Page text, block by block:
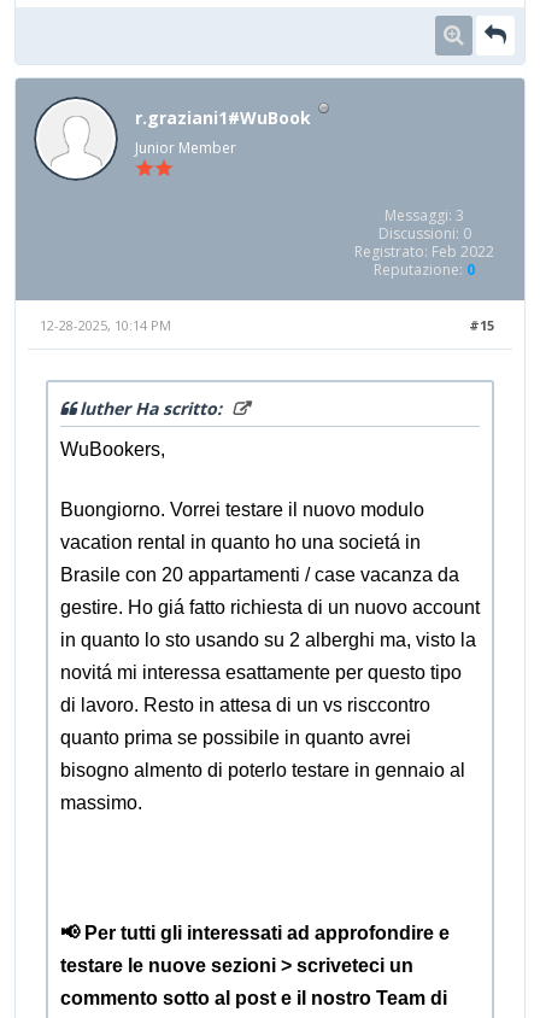
r.graziani1#WuBook
Junior Member
Messaggi: 3
Discussioni: 0
Registrato: Feb 2022
Reputazione: 0
#15
12-28-2025, 10:14 PM
luther Ha scritto:
WuBookers,
Buongiorno. Vorrei testare il nuovo modulo
vacation rental in quanto ho una societá in
Brasile con 20 appartamenti / case vacanza da
gestire. Ho giá fatto richiesta di un nuovo account
in quanto lo sto usando su 2 alberghi ma, visto la
novitá mi interessa esattamente per questo tipo
di lavoro. Resto in attesa di un vs risccontro
quanto prima se possibile in quanto avrei
bisogno almento di poterlo testare in gennaio al
massimo.
📢 Per tutti gli interessati ad approfondire e
testare le nuove sezioni > scriveteci un
commento sotto al post e il nostro Team di